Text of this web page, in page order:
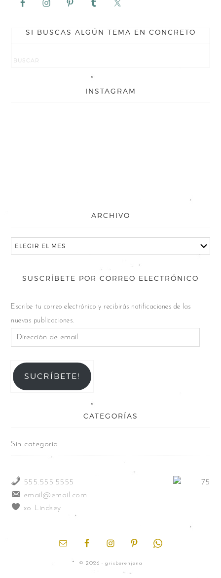
SI BUSCAS ALGÚN TEMA EN CONCRETO
INSTAGRAM
ARCHIVO
SUSCRÍBETE POR CORREO ELECTRÓNICO
Escribe tu correo electrónico y recibirás notificaciones de las
nuevas publicaciones.
SUCRÍBETE!
CATEGORÍAS
Sin categoría
555.555.5555
email@email.com
xo Lindsey
© 2026 · grisberenjena